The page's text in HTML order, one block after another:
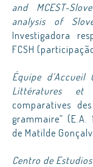
and MCEST-
analysis of
Investigadora
FCSH
Équipe
Littératures et
comparatives
grammaire”
de Matilde
Centro de